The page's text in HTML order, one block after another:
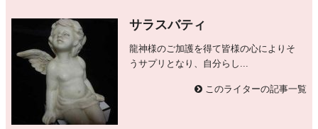
サラスバティ
龍神様のご加護を得て皆様の心によりそ
うサプリとなり、自分らし...
このライターの記事一覧